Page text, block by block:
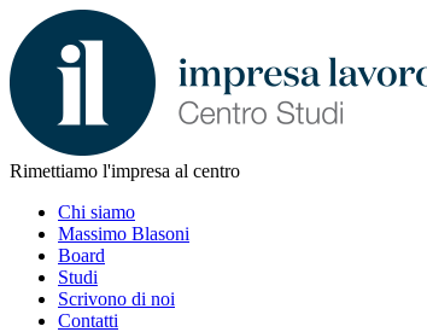
Rimettiamo l'impresa al centro
Chi siamo
Massimo Blasoni
Board
Studi
Scrivono di noi
Contatti